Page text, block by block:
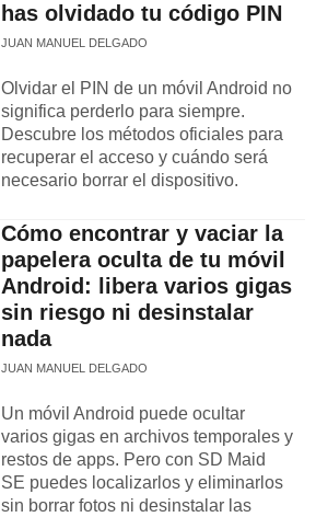
has olvidado tu código PIN
JUAN MANUEL DELGADO
Olvidar el PIN de un móvil Android no
significa perderlo para siempre.
Descubre los métodos oficiales para
recuperar el acceso y cuándo será
necesario borrar el dispositivo.
Cómo encontrar y vaciar la
papelera oculta de tu móvil
Android: libera varios gigas
sin riesgo ni desinstalar
nada
JUAN MANUEL DELGADO
Un móvil Android puede ocultar
varios gigas en archivos temporales y
restos de apps. Pero con SD Maid
SE puedes localizarlos y eliminarlos
sin borrar fotos ni desinstalar las